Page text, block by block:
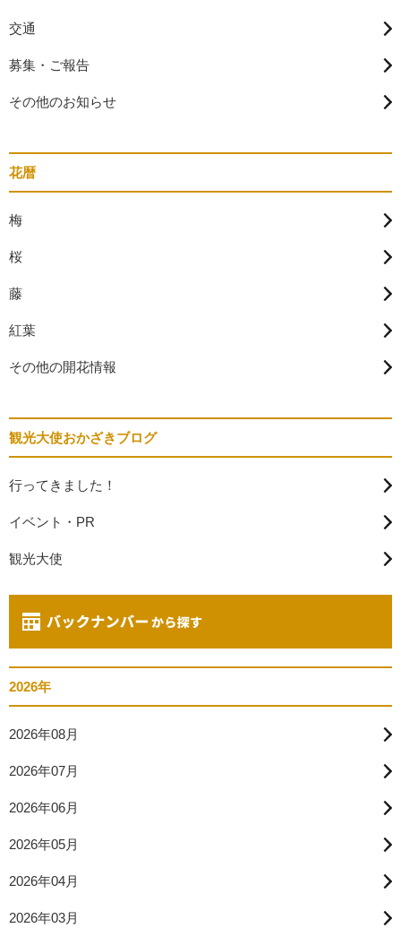
交通
募集・ご報告
その他のお知らせ
花暦
梅
桜
藤
紅葉
その他の開花情報
観光大使おかざきブログ
行ってきました！
イベント・PR
観光大使
2026年
2026年08月
2026年07月
2026年06月
2026年05月
2026年04月
2026年03月